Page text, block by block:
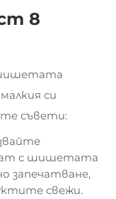
8
шишетата
си
съвети:
с шишетата
запечатване,
свежи.